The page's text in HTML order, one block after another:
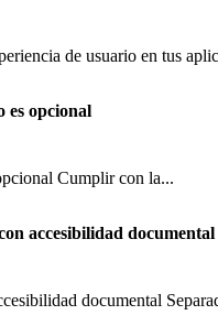
de usuario en tus
es opcional
Cumplir con la...
accesibilidad documental
documental